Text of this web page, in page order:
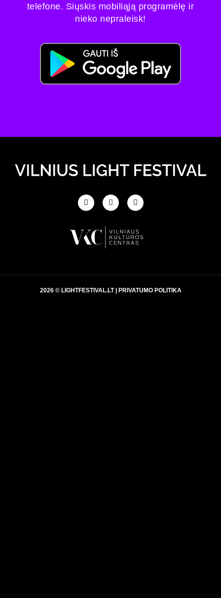
telefone. Siųskis mobiliąją programėlę ir
nieko nepraleisk!
2026 © LIGHTFESTIVAL.LT | PRIVATUMO POLITIKA